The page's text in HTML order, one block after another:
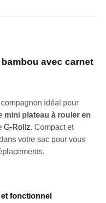
avec carnet
idéal pour
mini plateau à rouler en
G-Rollz. Compact et
votre sac pour vous
fonctionnel